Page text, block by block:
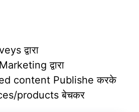
द्वारा
द्वारा
content Publishe करके
products बेचकर